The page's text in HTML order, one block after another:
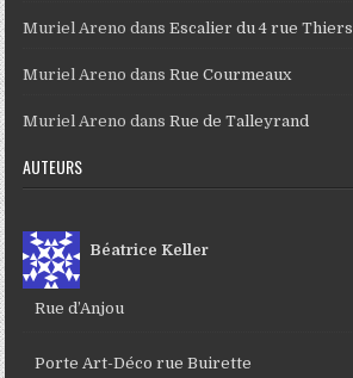
Muriel Areno dansEscalier du 4 rue Thiers
Muriel Areno dansRue Courmeaux
Muriel Areno dansRue de Talleyrand
AUTEURS
Béatrice Keller
Rue d’Anjou
Porte Art-Déco rue Buirette